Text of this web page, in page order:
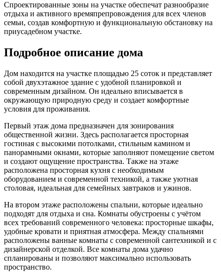
Спроектированные зоны на участке обеспечат разнообразие
отдыха и активного времяпрепровождения для всех членов
семьи, создав комфортную и функциональную обстановку на
приусадебном участке.
Подробное описание дома
Дом находится на участке площадью 25 соток и представляет
собой двухэтажное здание с удобной планировкой и
современным дизайном. Он идеально вписывается в
окружающую природную среду и создает комфортные
условия для проживания.
Первый этаж дома предназначен для зонирования
общественной жизни. Здесь располагается просторная
гостиная с высокими потолками, стильным камином и
панорамными окнами, которые заполняют помещение светом
и создают ощущение пространства. Также на этаже
расположена просторная кухня с необходимым
оборудованием и современной техникой, а также уютная
столовая, идеальная для семейных завтраков и ужинов.
На втором этаже расположены спальни, которые идеально
подходят для отдыха и сна. Комнаты обустроены с учётом
всех требований современного человека: просторные шкафы,
удобные кровати и приятная атмосфера. Между спальнями
расположены ванные комнаты с современной сантехникой и с
дизайнерской отделкой. Все комнаты дома удачно
спланированы и позволяют максимально использовать
пространство.